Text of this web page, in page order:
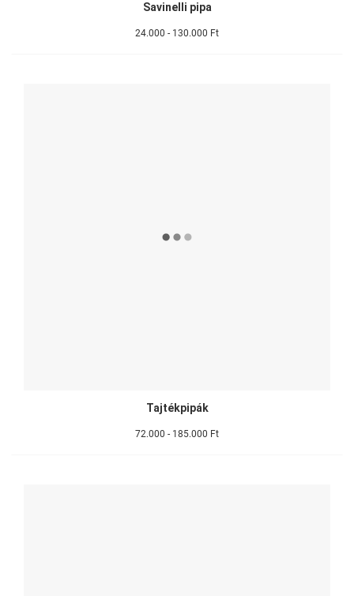
Savinelli pipa
24.000 - 130.000 Ft
Tajtékpipák
72.000 - 185.000 Ft